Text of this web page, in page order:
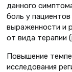
данного
боль у
выраженности и
от вида терапии
Повышение
исследования